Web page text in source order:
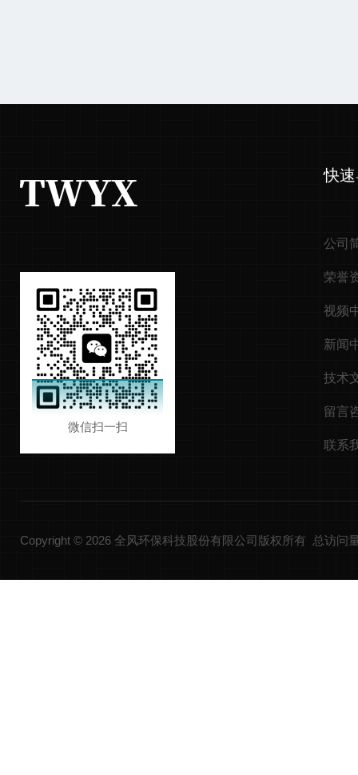
微信扫一扫
快
公司
荣誉
视频
新闻
技术
留言
联系
Copyright © 2026 全风环保科技股份有限公司版权所有 总访问